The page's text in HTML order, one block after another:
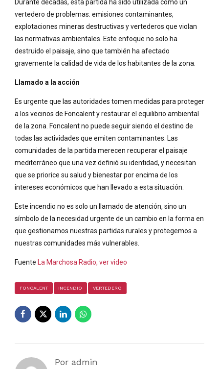
Durante décadas, esta partida ha sido utilizada como un
vertedero de problemas: emisiones contaminantes,
explotaciones mineras destructivas y vertederos que violan
las normativas ambientales. Este enfoque no solo ha
destruido el paisaje, sino que también ha afectado
gravemente la calidad de vida de los habitantes de la zona.
Llamado a la acción
Es urgente que las autoridades tomen medidas para proteger
a los vecinos de Foncalent y restaurar el equilibrio ambiental
de la zona. Foncalent no puede seguir siendo el destino de
todas las actividades que emiten contaminantes. Las
comunidades de la partida merecen recuperar el paisaje
mediterráneo que una vez definió su identidad, y necesitan
que se priorice su salud y bienestar por encima de los
intereses económicos que han llevado a esta situación.
Este incendio no es solo un llamado de atención, sino un
símbolo de la necesidad urgente de un cambio en la forma en
que gestionamos nuestras partidas rurales y protegemos a
nuestras comunidades más vulnerables.
Fuente La Marchosa Radio, ver video
FONCALENT INCENDIO VERTEDERO
Por admin